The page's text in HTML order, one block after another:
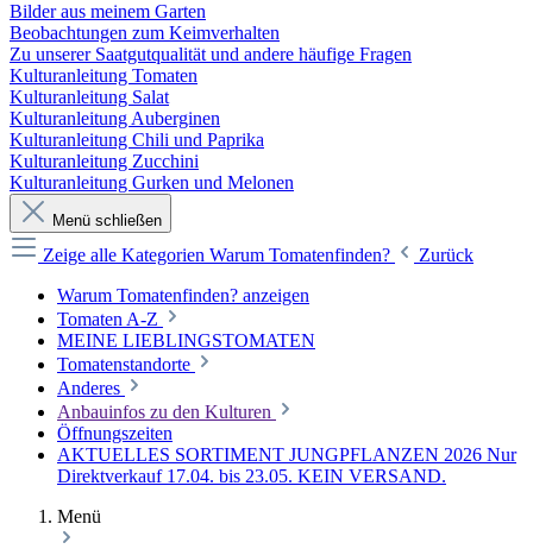
Bilder aus meinem Garten
Beobachtungen zum Keimverhalten
Zu unserer Saatgutqualität und andere häufige Fragen
Kulturanleitung Tomaten
Kulturanleitung Salat
Kulturanleitung Auberginen
Kulturanleitung Chili und Paprika
Kulturanleitung Zucchini
Kulturanleitung Gurken und Melonen
Menü schließen
Zeige alle Kategorien Warum Tomatenfinden?
Zurück
Warum Tomatenfinden? anzeigen
Tomaten A-Z
MEINE LIEBLINGSTOMATEN
Tomatenstandorte
Anderes
Anbauinfos zu den Kulturen
Öffnungszeiten
AKTUELLES SORTIMENT JUNGPFLANZEN 2026 Nur
Direktverkauf 17.04. bis 23.05. KEIN VERSAND.
Menü